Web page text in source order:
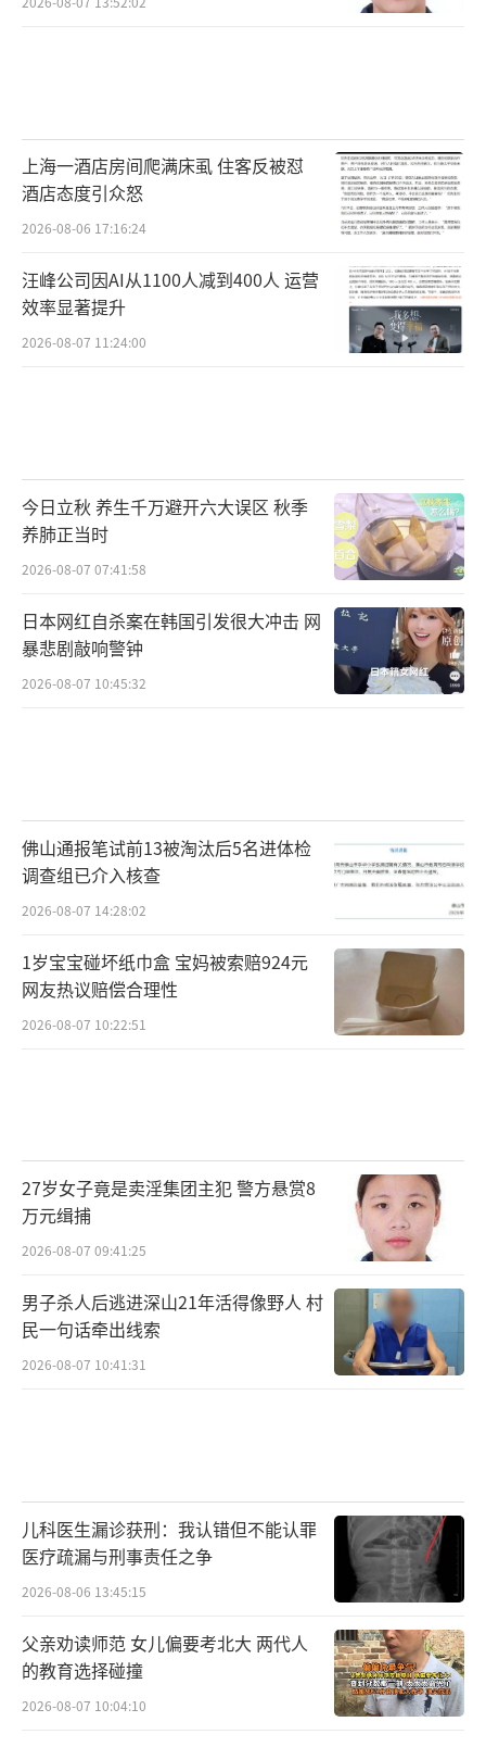
上海一酒店房间爬满床虱 住客反被怼
酒店态度引众怒
2026-08-06 17:16:24
汪峰公司因AI从1100人减到400人 运营
效率显著提升
2026-08-07 11:24:00
今日立秋 养生千万避开六大误区 秋季
养肺正当时
2026-08-07 07:41:58
日本网红自杀案在韩国引发很大冲击 网
暴悲剧敲响警钟
2026-08-07 10:45:32
佛山通报笔试前13被淘汰后5名进体检
调查组已介入核查
2026-08-07 14:28:02
1岁宝宝碰坏纸巾盒 宝妈被索赔924元
网友热议赔偿合理性
2026-08-07 10:22:51
27岁女子竟是卖淫集团主犯 警方悬赏8
万元缉捕
2026-08-07 09:41:25
男子杀人后逃进深山21年活得像野人 村
民一句话牵出线索
2026-08-07 10:41:31
儿科医生漏诊获刑：我认错但不能认罪
医疗疏漏与刑事责任之争
2026-08-06 13:45:15
父亲劝读师范 女儿偏要考北大 两代人
的教育选择碰撞
2026-08-07 10:04:10